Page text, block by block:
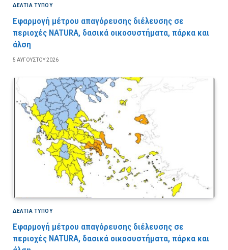
ΔΕΛΤΙΑ ΤΥΠΟΥ
Εφαρμογή μέτρου απαγόρευσης διέλευσης σε
περιοχές NATURA, δασικά οικοσυστήματα, πάρκα και
άλση
5 ΑΥΓΟΎΣΤΟΥ 2026
ΔΕΛΤΙΑ ΤΥΠΟΥ
Εφαρμογή μέτρου απαγόρευσης διέλευσης σε
περιοχές NATURA, δασικά οικοσυστήματα, πάρκα και